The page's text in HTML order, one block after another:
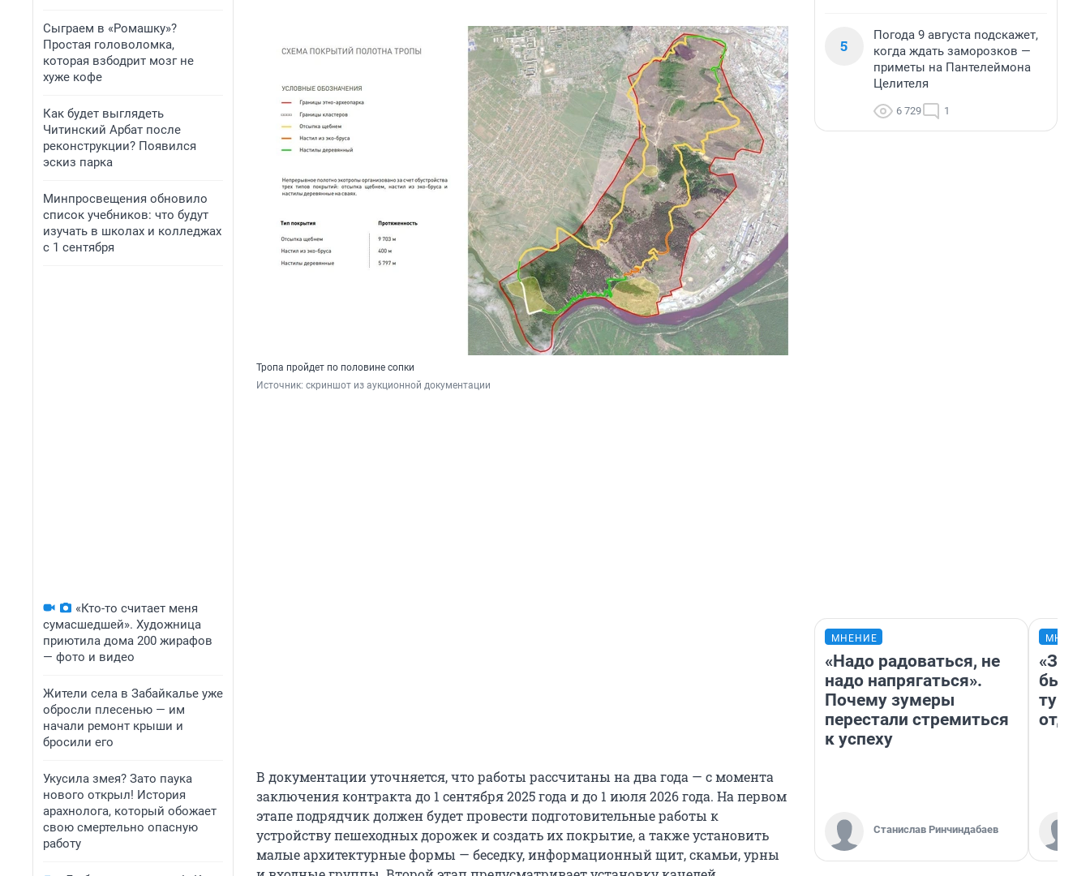
Сыграем в «Ромашку»?
Простая головоломка,
которая взбодрит мозг не
хуже кофе
Как будет выглядеть
Читинский Арбат после
реконструкции? Появился
эскиз парка
Минпросвещения обновило
список учебников: что будут
изучать в школах и колледжах
с 1 сентября
«Кто-то считает меня
сумасшедшей». Художница
приютила дома 200 жирафов
— фото и видео
Жители села в Забайкалье уже
обросли плесенью — им
начали ремонт крыши и
бросили его
Укусила змея? Зато паука
нового открыл! История
арахнолога, который обожает
свою смертельно опасную
работу
Тропа пройдет по половине сопки
Источник: скриншот из аукционной документации
В документации уточняется, что работы рассчитаны на два года — с момента
заключения контракта до 1 сентября2025 года и до 1 июля2026 года. На первом
этапе подрядчик должен будет провести подготовительные работы к
устройству пешеходных дорожек и создать их покрытие, а также установить
малые архитектурные формы — беседку, информационный щит, скамьи, урны
5
Погода 9 августа подскажет,
когда ждать заморозков —
приметы на Пантелеймона
Целителя
6 729 1
МНЕНИЕ
«Надо радоваться, не
надо напрягаться».
Почему зумеры
перестали стремиться
к успеху
Станислав Ринчиндабаев
«За
были